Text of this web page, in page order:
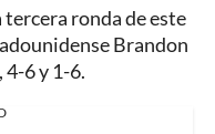
ronda de este
Brandon
4-6 y 1-6.